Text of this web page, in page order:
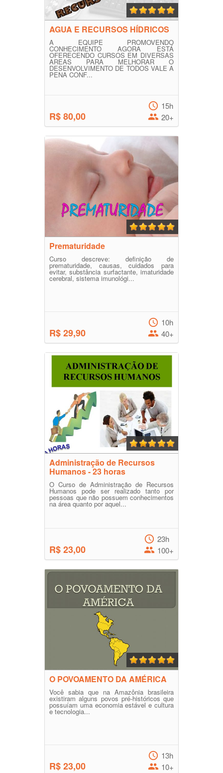
AGUA E RECURSOS HÍDRICOS
A EQUIPE PROMOVENDO
CONHECIMENTO AGORA ESTÁ
OFERECENDO CURSOS EM DIVERSAS
AREAS PARA MELHORAR O
DESENVOLVIMENTO DE TODOS VALE A
PENA CONF...
R$ 80,00
15h
20+
Prematuridade
Curso descreve: definição de
prematuridade, causas, cuidados para
evitar, substância surfactante, imaturidade
cerebral, sistema imunológi...
R$ 29,90
10h
40+
Administração de Recursos
Humanos - 23 horas
O Curso de Administração de Recursos
Humanos pode ser realizado tanto por
pessoas que não possuem conhecimentos
na área quanto por aquel...
R$ 23,00
23h
100+
O POVOAMENTO DA AMÉRICA
Você sabia que na Amazônia brasileira
existiram alguns povos pré-históricos que
possuíam uma economia estável e cultura
e tecnologia...
R$ 23,00
13h
10+